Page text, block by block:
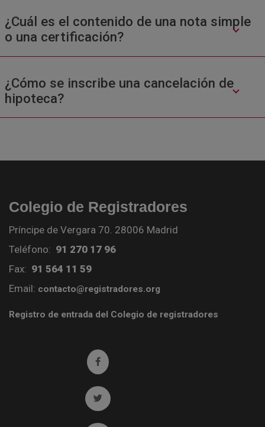
¿Cuál es el contenido de una nota simple
o una certificación?
¿Cómo se inscribe una cancelación de
hipoteca?
Colegio de Registradores
Príncipe de Vergara 70. 28006 Madrid
Teléfono: 91 270 17 96
Fax: 91 564 11 59
Email: contacto@registradores.org
Registro de entrada del Colegio de registradores
Ir a facebook (abre en ventana nueva)
Ir a twitter (abre en ventana nueva)